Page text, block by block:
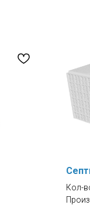
Кол-